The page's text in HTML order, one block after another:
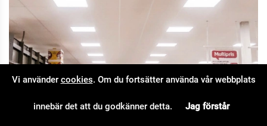
Vi använder cookies. Om du fortsätter använda vår webbplats
innebär det att du godkänner detta. Jag förstår